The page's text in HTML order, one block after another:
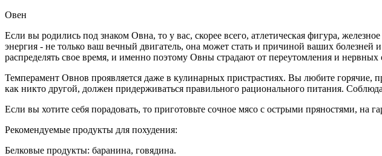
Овен
Если вы родились под знаком Овна, то у вас, скорее всего, атлетическая фигура,
энергия - не только ваш вечный двигатель, она может стать и причиной ваших болезней
распределять свое время, и именно поэтому Овны страдают от переутомления и нервных
Темперамент Овнов проявляется даже в кулинарных пристрастиях. Вы любите
как никто другой, должен придерживаться правильного рационального питания.
Если вы хотите себя порадовать, то приготовьте сочное мясо с острыми пряностями, на
Рекомендуемые продукты для похудения:
Белковые продукты: баранина, говядина.